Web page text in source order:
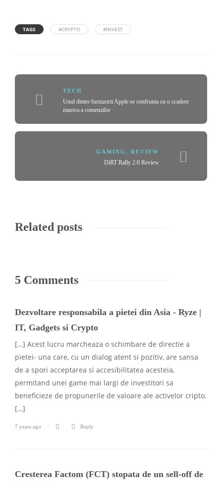
TAGS #CRYPTO #INVEST
TECH
Unul dintre furnizorii Apple se confrunta cu o scadere
masiva a comenzilor
GAMING , REVIEW
DiRT Rally 2.0 Review
Related posts
5 Comments
Dezvoltare responsabila a pietei din Asia - Ryze |
IT, Gadgets si Crypto
[…] Acest lucru marcheaza o schimbare de directie a
pietei- una care, cu un dialog atent si pozitiv, are sansa
de a spori acceptarea si accesibilitatea acesteia,
permitand unei game mai largi de investitori sa
beneficieze de propunerile de valoare ale activelor cripto.
[…]
7 years ago Reply
Cresterea Factom (FCT) stopata de un sell-off de